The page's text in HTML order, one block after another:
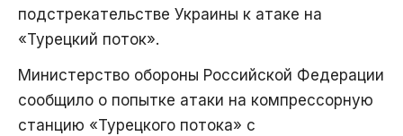
подстрекательстве Украины к атаке на
«Турецкий поток».
Министерство обороны Российской Федерации
сообщило о попытке атаки на компрессорную
станцию «Турецкого потока» с